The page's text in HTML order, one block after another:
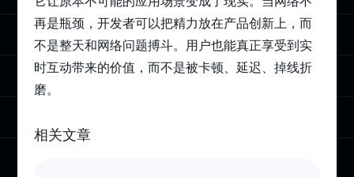
再是瓶颈，开发者可以把精力放在产品创新上，而
不是整天和网络问题搏斗。用户也能真正享受到实
时互动带来的价值，而不是被卡顿、延迟、掉线折
磨。
相关文章